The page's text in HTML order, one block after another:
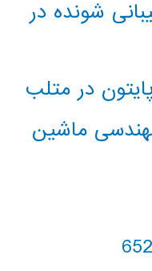
شونده در
در متلب
ماشین